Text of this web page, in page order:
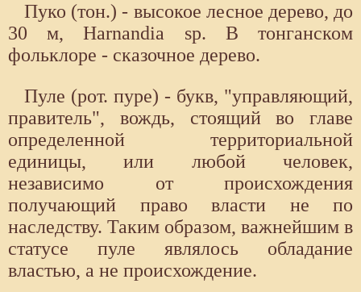
Пуко (тон.) - высокое лесное дерево, до
30 м, Harnandia sp. В тонганском
фольклоре - сказочное дерево.
Пуле (рот. пуре) - букв, "управляющий,
правитель", вождь, стоящий во главе
определенной территориальной
единицы, или любой человек,
независимо от происхождения
получающий право власти не по
наследству. Таким образом, важнейшим в
статусе пуле являлось обладание
властью, а не происхождение.